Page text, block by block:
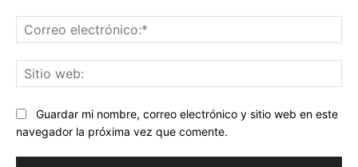
Guardar mi nombre, correo electrónico y sitio web en este
navegador la próxima vez que comente.